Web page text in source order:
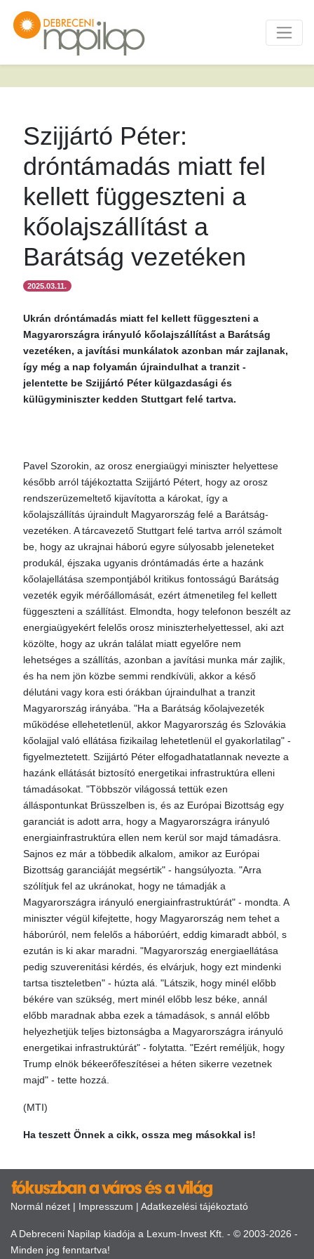
Szijjártó Péter:
dróntámadás miatt fel
kellett függeszteni a
kőolajszállítást a
Barátság vezetéken
2025.03.11.
Ukrán dróntámadás miatt fel kellett függeszteni a
Magyarországra irányuló kőolajszállítást a Barátság
vezetéken, a javítási munkálatok azonban már zajlanak,
így még a nap folyamán újraindulhat a tranzit -
jelentette be Szijjártó Péter külgazdasági és
külügyminiszter kedden Stuttgart felé tartva.
Pavel Szorokin, az orosz energiaügyi miniszter helyettese
később arról tájékoztatta Szijjártó Pétert, hogy az orosz
rendszerüzemeltető kijavította a károkat, így a
kőolajszállítás újraindult Magyarország felé a Barátság-
vezetéken. A tárcavezető Stuttgart felé tartva arról számolt
be, hogy az ukrajnai háború egyre súlyosabb jeleneteket
produkál, éjszaka ugyanis dróntámadás érte a hazánk
kőolajellátása szempontjából kritikus fontosságú Barátság
vezeték egyik mérőállomását, ezért átmenetileg fel kellett
függeszteni a szállítást. Elmondta, hogy telefonon beszélt az
energiaügyekért felelős orosz miniszterhelyettessel, aki azt
közölte, hogy az ukrán találat miatt egyelőre nem
lehetséges a szállítás, azonban a javítási munka már zajlik,
és ha nem jön közbe semmi rendkívüli, akkor a késő
délutáni vagy kora esti órákban újraindulhat a tranzit
Magyarország irányába. "Ha a Barátság kőolajvezeték
működése ellehetetlenül, akkor Magyarország és Szlovákia
kőolajjal való ellátása fizikailag lehetetlenül el gyakorlatilag" -
figyelmeztetett. Szijjártó Péter elfogadhatatlannak nevezte a
hazánk ellátását biztosító energetikai infrastruktúra elleni
támadásokat. "Többször világossá tettük ezen
álláspontunkat Brüsszelben is, és az Európai Bizottság egy
garanciát is adott arra, hogy a Magyarországra irányuló
energiainfrastruktúra ellen nem kerül sor majd támadásra.
Sajnos ez már a többedik alkalom, amikor az Európai
Bizottság garanciáját megsértik" - hangsúlyozta. "Arra
szólítjuk fel az ukránokat, hogy ne támadják a
Magyarországra irányuló energiainfrastruktúrát" - mondta. A
miniszter végül kifejtette, hogy Magyarország nem tehet a
háborúról, nem felelős a háborúért, eddig kimaradt abból, s
ezután is ki akar maradni. "Magyarország energiaellátása
pedig szuverenitási kérdés, és elvárjuk, hogy ezt mindenki
tartsa tiszteletben" - húzta alá. "Látszik, hogy minél előbb
békére van szükség, mert minél előbb lesz béke, annál
előbb maradnak abba ezek a támadások, s annál előbb
helyezhetjük teljes biztonságba a Magyarországra irányuló
energetikai infrastruktúrát" - folytatta. "Ezért reméljük, hogy
Trump elnök békeerőfeszítései a héten sikerre vezetnek
majd" - tette hozzá.
(MTI)
Ha teszett Önnek a cikk, ossza meg másokkal is!
Normál nézet | Impresszum | Adatkezelési tájékoztató
A Debreceni Napilap kiadója a Lexum-Invest Kft. - © 2003-2026 -
Minden jog fenntartva!